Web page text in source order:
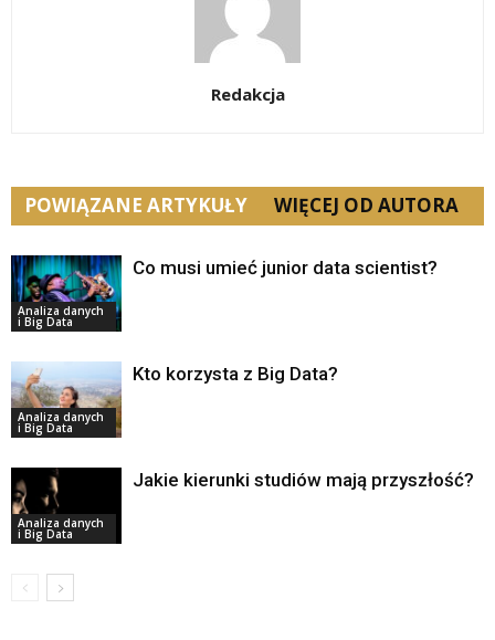
Redakcja
POWIĄZANE ARTYKUŁY WIĘCEJ OD AUTORA
Analiza danych
i Big Data
Co musi umieć junior data scientist?
Analiza danych
i Big Data
Kto korzysta z Big Data?
Analiza danych
i Big Data
Jakie kierunki studiów mają przyszłość?